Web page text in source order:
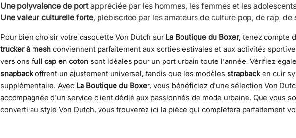
Une polyvalence de portappréciée par les hommes, les femmes et les
Une valeur culturelle forte, plébiscitée par les amateurs de culture pop, de rap,
Pour bien choisir votre casquette Von Dutch sur La Boutique du Boxer, tenez compte
trucker à mesh conviennent parfaitement aux sorties estivales et aux activités
versions full cap en coton sont idéales pour un port urbain toute l'année. Vérifiez
snapbackoffrent un ajustement universel, tandis que les modèles strapbacken cuir
supplémentaire. Avec La Boutique du Boxer, vous bénéficiez d'une sélection Von
accompagnée d'un service client dédié aux passionnés de mode urbaine. Que vous
converti au style Von Dutch, vous trouverez ici la pièce qui complétera parfaitement